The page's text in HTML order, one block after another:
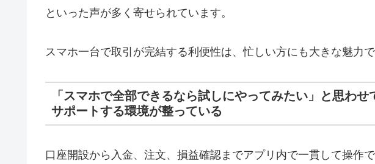
といった声が多く寄せられています。
スマホ一台で取引が完結する利便性は、忙しい方にも大きな魅力で
「スマホで全部できるなら試しにやってみたい」と思わ
サポートする環境が整っている
口座開設から入金、注文、損益確認までアプリ内で一貫して操作